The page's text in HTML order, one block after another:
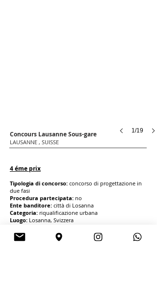
Concours Lausanne Sous-gare
LAUSANNE , SUISSE
1/19
4 éme prix
Tipologia di concorso: concorso di progettazione in
due fasi
Procedura partecipata: no
Ente banditore: città di Losanna
Categoria: riqualificazione urbana
Luogo: Losanna, Svizzera
Anno:
Esito: seconda fase, vincitore 4° premio